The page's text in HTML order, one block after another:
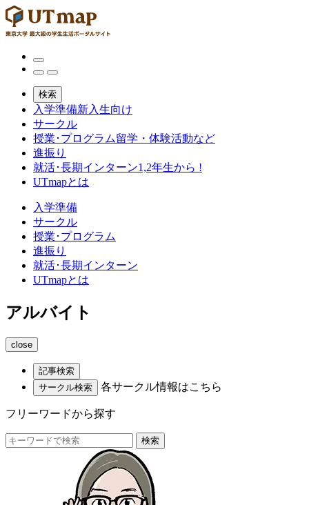
検索
入学準備新入生向け
サークル
授業･プログラム留学・体験活動など
進振り
就活･長期インターン1,2年生から !
UTmapとは
入学準備
サークル
授業･プログラム
進振り
就活･長期インターン
UTmapとは
アルバイト
close
記事検索
サークル検索
各サークル情報はこちら
フリーワードから探す
検索